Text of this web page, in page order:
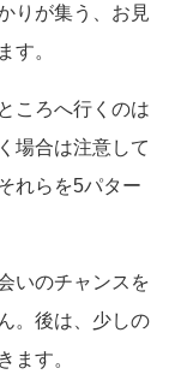
りが集う、お見
す。
ころへ行くのは
場合は注意して
れらを5パター
いのチャンスを
。後は、少しの
ます。